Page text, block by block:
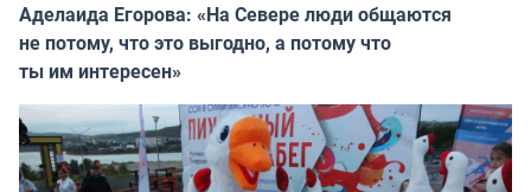
Аделаида Егорова: «На Севере люди общаются
не потому, что это выгодно, а потому что
ты им интересен»